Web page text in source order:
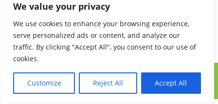
We value your privacy
We use cookies to enhance your browsing experience,
serve personalized ads or content, and analyze our
traffic. By clicking "Accept All", you consent to our use of
cookies.
Customize Reject All Accept All
Pour réserver en ligne cliquez ici
© Gîte Valerianne – 2025 | Une créationHappy Média. Tous droits
réservés.Mentions légales